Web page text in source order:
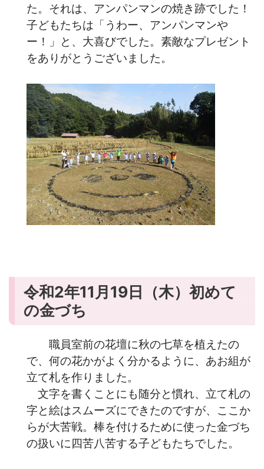
た。それは、アンパンマンの焼き跡でした！
子どもたちは「うわー、アンパンマンや
ー！」と、大喜びでした。素敵なプレゼント
をありがとうございました。
令和2年11月19日（木）初めて
の金づち
職員室前の花壇に秋の七草を植えたの
で、何の花かがよく分かるように、あお組が
立て札を作りました。
文字を書くことにも随分と慣れ、立て札の
字と絵はスムーズにできたのですが、ここか
らが大苦戦。棒を付けるために使った金づち
の扱いに四苦八苦する子どもたちでした。